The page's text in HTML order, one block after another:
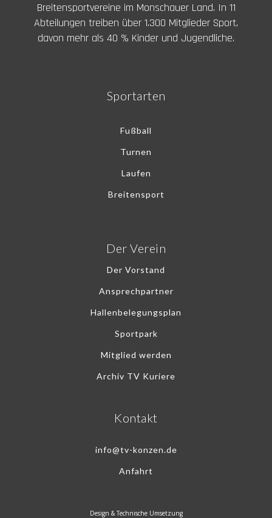
Breitensportvereine im Monschauer Land. In 11
Abteilungen treiben über 1.300 Mitglieder Sport,
davon mehr als 40 % Kinder und Jugendliche.
Sportarten
Fußball
Turnen
Laufen
Breitensport
Der Verein
Der Vorstand
Ansprechpartner
Hallenbelegungsplan
Sportpark
Mitglied werden
Archiv TV Kuriere
Kontakt
info@tv-konzen.de
Anfahrt
Design & Technische Umsetzung